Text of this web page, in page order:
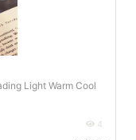
Light Warm Cool
4